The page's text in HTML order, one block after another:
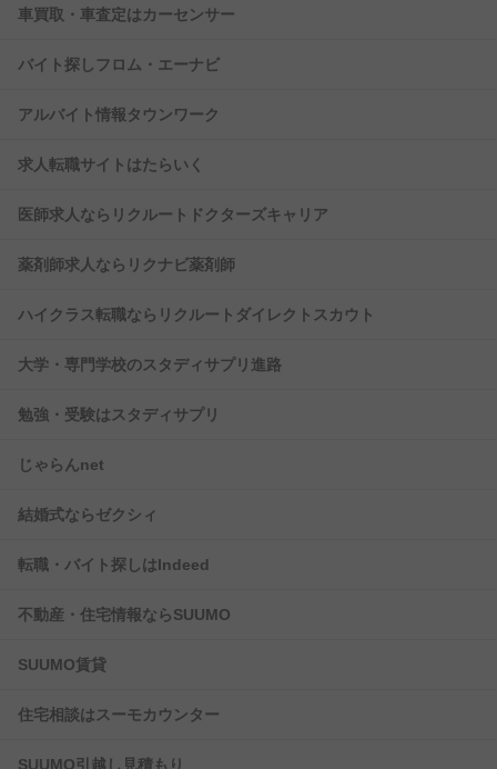
車買取・車査定はカーセンサー
バイト探しフロム・エーナビ
アルバイト情報タウンワーク
求人転職サイトはたらいく
医師求人ならリクルートドクターズキャリア
薬剤師求人ならリクナビ薬剤師
ハイクラス転職ならリクルートダイレクトスカウト
大学・専門学校のスタディサプリ進路
勉強・受験はスタディサプリ
じゃらんnet
結婚式ならゼクシィ
転職・バイト探しはIndeed
不動産・住宅情報ならSUUMO
SUUMO賃貸
住宅相談はスーモカウンター
SUUMO引越し見積もり